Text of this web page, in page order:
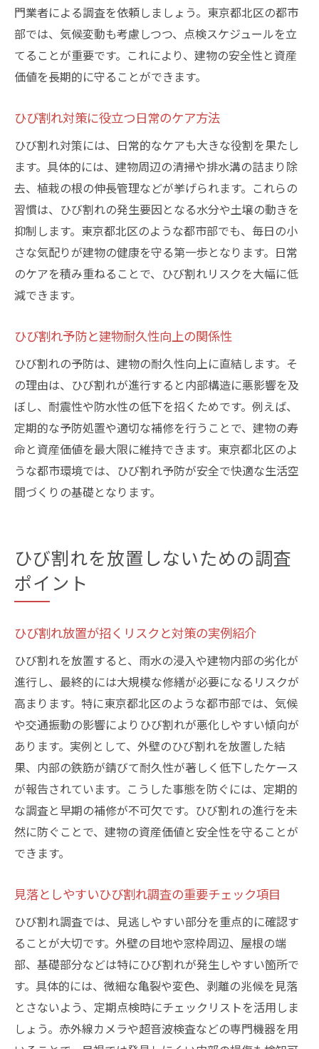
門業者による調査を依頼しましょう。東京都北区の都市
部では、気候変動も考慮しつつ、点検スケジュールを立
てることが重要です。これにより、建物の安全性と資産
価値を長期的に守ることができます。
ひび割れ対策に役立つ日常のケア方法
ひび割れ対策には、日常的なケアも大きな役割を果たし
ます。具体的には、建物周辺の清掃や排水溝の詰まり除
去、植栽の根の伸長管理などが挙げられます。これらの
習慣は、ひび割れの発生要因となる水分や土壌の動きを
抑制します。東京都北区のような都市部でも、毎日の小
さな気配りが建物の健康を守る第一歩となります。日常
のケアを積み重ねることで、ひび割れリスクを大幅に低
減できます。
ひび割れ予防と建物耐久性向上の関係性
ひび割れの予防は、建物の耐久性向上に直結します。そ
の理由は、ひび割れが進行すると内部構造に悪影響を及
ぼし、耐震性や防水性の低下を招くためです。例えば、
定期的な予防処置や適切な補修を行うことで、建物の寿
命と資産価値を最大限に維持できます。東京都北区のよ
うな都市環境では、ひび割れ予防が安全で快適な生活空
間づくりの基礎となります。
ひび割れを放置しないための調査
ポイント
ひび割れ放置が招くリスクと対策の実例紹介
ひび割れを放置すると、雨水の浸入や建物内部の劣化が
進行し、最終的には大規模な修繕が必要になるリスクが
高まります。特に東京都北区のような都市部では、気候
や交通振動の影響によりひび割れが悪化しやすい傾向が
あります。実例として、外壁のひび割れを放置した結
果、内部の鉄筋が錆びて耐久性が著しく低下したケース
が報告されています。こうした事態を防ぐには、定期的
な調査と早期の補修が不可欠です。ひび割れの進行を未
然に防ぐことで、建物の資産価値と安全性を守ることが
できます。
見落としやすいひび割れ調査の重要チェック項目
ひび割れ調査では、見逃しやすい部分を重点的に確認す
ることが大切です。外壁の目地や窓枠周辺、屋根の端
部、基礎部分などは特にひび割れが発生しやすい箇所で
す。具体的には、微細な亀裂や変色、剥離の兆候を見落
とさないよう、定期点検時にチェックリストを活用しま
しょう。赤外線カメラや超音波検査などの専門機器を用